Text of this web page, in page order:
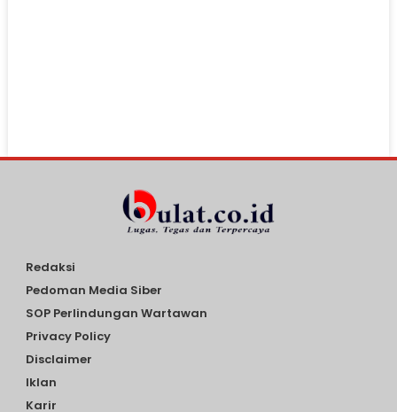
Redaksi
Pedoman Media Siber
SOP Perlindungan Wartawan
Privacy Policy
Disclaimer
Iklan
Karir